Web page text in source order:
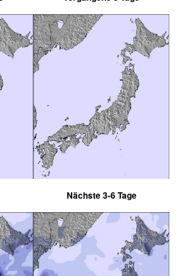
Nächste 3-6 Tage